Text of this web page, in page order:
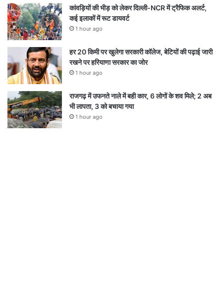
कांवड़ियों की भीड़ को लेकर दिल्ली-NCR में ट्रैफिक अलर्ट,
कई इलाकों में रूट डायवर्ट
1 hour ago
हर 20 किमी पर खुलेगा सरकारी कॉलेज, बेटियों की पढ़ाई जारी
रखने पर हरियाणा सरकार का जोर
1 hour ago
राजगढ़ में उफनते नाले में बही कार, 6 लोगों के शव मिले; 2 अब
भी लापता, 3 को बचाया गया
1 hour ago